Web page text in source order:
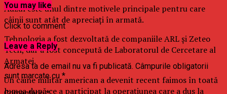
Auzul este unul dintre motivele principale pentru care
câinii sunt atât de apreciaţi în armată.
Tehnologia a fost dezvoltată de companiile ARL şi Zeteo
Tech, dar a fost concepută de Laboratorul de Cercetare al
Armatei.
Un câine militar american a devenit recent faimos în toată
lumea după ce a participat la operaţiunea care a dus la
You may like
Click to comment
Leave a Reply
Adresa ta de email nu va fi publicată. Câmpurile obligatorii
sunt marcate cu *